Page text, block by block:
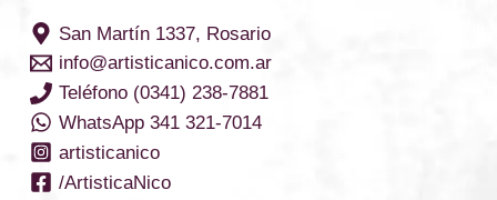
San Martín 1337, Rosario
info@artisticanico.com.ar
Teléfono (0341) 238-7881
WhatsApp 341 321-7014
artisticanico
/ArtisticaNico